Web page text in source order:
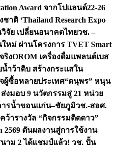
Award จากโปแลนด์22-26
ติ ‘Thailand Research Expo
วิจัย เปลี่ยนอนาคตไทยวช. –
หม่ ผ่านโครงการ TVET Smart
ริงOROM เครื่องดื่มแพลนต์เบส
ำว้าดิบ สร้างกระแสใน
ผู้ซื้อหลายประเทศ“ดนุพร” หนุน
งมอบ 9 นวัตกรรมสู่ 21 หน่วย
ารน้ำขอนแก่น–ชัยภูมิวช.-สอศ.
ารางวัล “กิจกรรมติดดาว”
2569 ดันผลงานสู่การใช้งาน
นาม 2 ได้แชมป์แล้ว! วช. ปั้น